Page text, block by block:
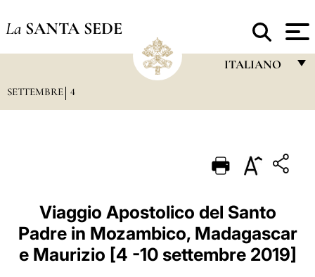
La SANTA SEDE
ITALIANO
PORTUGUÊS
ESPAÑOL
DEUTSCH
POLSKI
SETTEMBRE 4
Viaggio Apostolico del Santo
Padre in Mozambico, Madagascar
e Maurizio [4 -10 settembre 2019]